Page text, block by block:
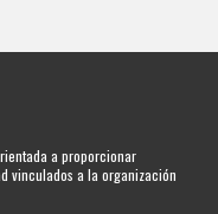
a proporcionar
vinculados a la organización